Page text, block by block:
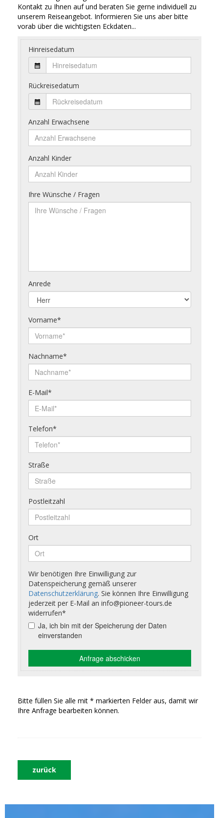
Kontakt zu Ihnen auf und beraten Sie gerne individuell zu
unserem Reiseangebot. Informieren Sie uns aber bitte
vorab über die wichtigsten Eckdaten...
Bitte füllen Sie alle mit * markierten Felder aus, damit wir
Ihre Anfrage bearbeiten können.
zurück